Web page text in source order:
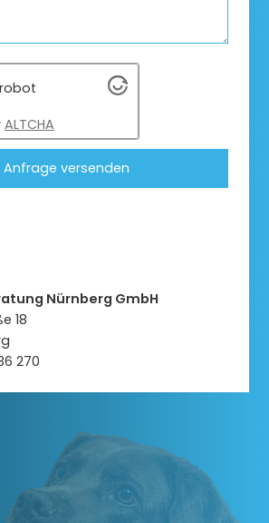
ALTCHA
Anfrage versenden
Nürnberg GmbH
18
270